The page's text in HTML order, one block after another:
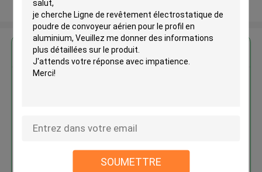
SOUMETTRE
en aluminium